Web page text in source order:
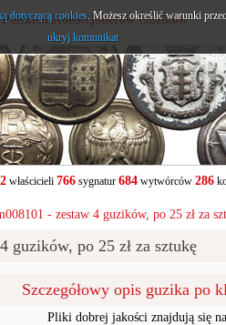
Kolekcjonerów Guzików
właścicieli 766sygnatur 684wytwórców 286
- zestaw 4 guzików, po 25 zł za
guzików, po 25 zł za sztukę
Szczegółowy opis guzika po
Pliki dobrej jakości znajdują się
dotyczącą cookies. Możesz określić warunki
ukryj komunikat